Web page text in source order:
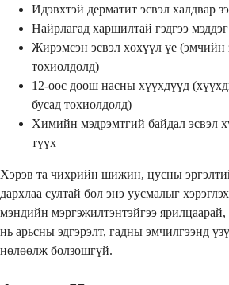
Идэвхтэй дерматит эсвэл халдвар
Найрлагад харшилтай гэдгээ мэддэг
Жирэмсэн эсвэл хөхүүл үе (эмчийн
тохиолдолд)
12-оос доош насны хүүхдүүд
бусад тохиолдолд)
Химийн мэдрэмтгий байдал эсвэл
түүх
Хэрэв та чихрийн шижин, цусны
дархлаа султай бол энэ уусмалыг
мэндийн мэргэжилтэнтэйгээ
нь арьсны эдгэрэлт, гадны эмчилгээнд
нөлөөлж болзошгүй.